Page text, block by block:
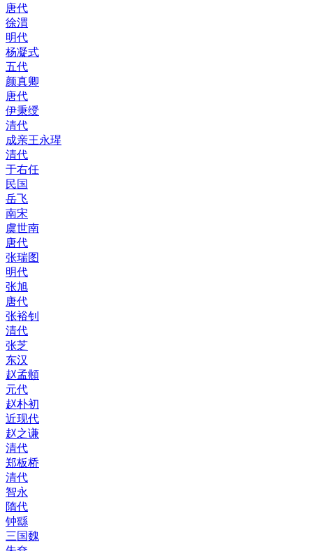
唐代
徐渭
明代
杨凝式
五代
颜真卿
唐代
伊秉绶
清代
成亲王永瑆
清代
于右任
民国
岳飞
南宋
虞世南
唐代
张瑞图
明代
张旭
唐代
张裕钊
清代
张芝
东汉
赵孟頫
元代
赵朴初
近现代
赵之谦
清代
郑板桥
清代
智永
隋代
钟繇
三国魏